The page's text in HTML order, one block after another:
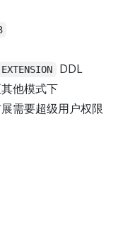
DDL
他模式下
需要超级用户权限